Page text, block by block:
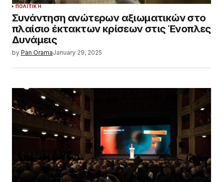
ΠΟΛΙΤΙΚΉ
Συνάντηση ανώτερων αξιωματικών στο
πλαίσιο έκτακτων κρίσεων στις Ένοπλες
Δυνάμεις
by Pan OramaJanuary 29, 2025